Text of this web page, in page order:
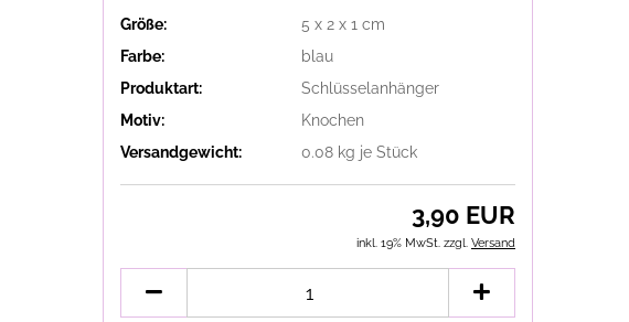
Größe:
5 x 2 x 1 cm
Farbe:
blau
Produktart:
Schlüsselanhänger
Motiv:
Knochen
Versandgewicht:
0.08 kg je Stück
3,90 EUR
inkl. 19% MwSt. zzgl. Versand